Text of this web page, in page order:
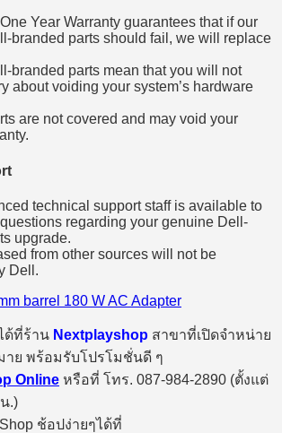
Year Warranty guarantees that if our
branded parts should fail, we will replace
branded parts mean that you will not
about voiding your system’s hardware
are not covered and may void your
technical support staff is available to
regarding your genuine Dell-
upgrade.
from other sources will not be
Dell.
barrel 180 W AC Adapter
ด้ที่ร้าน Nextplayshop สาขาที่เปิดจำหน่าย
ย พร้อมรับโปรโมชั่นดี ๆ
Online หรือที่ โทร. 087-984-2890 (ตั้งแต่
.)
ช้อปง่ายๆได้ที่